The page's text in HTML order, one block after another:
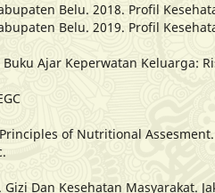
Belu. 2018. Profil
Belu. 2019. Profil
Ajar Keperwatan Keluarga:
of Nutritional
Gizi Dan Kesehatan Masyarakat.